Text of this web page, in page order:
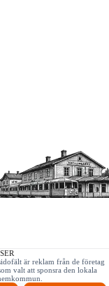
är reklam från de företag
valt att sponsra den lokala